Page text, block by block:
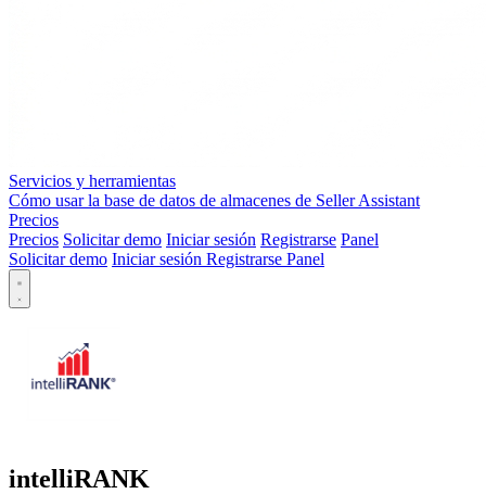
Servicios y herramientas
Cómo usar la base de datos de almacenes de Seller Assistant
Precios
Precios Solicitar demo Iniciar sesión Registrarse Panel
Solicitar demo Iniciar sesión Registrarse Panel
intelliRANK